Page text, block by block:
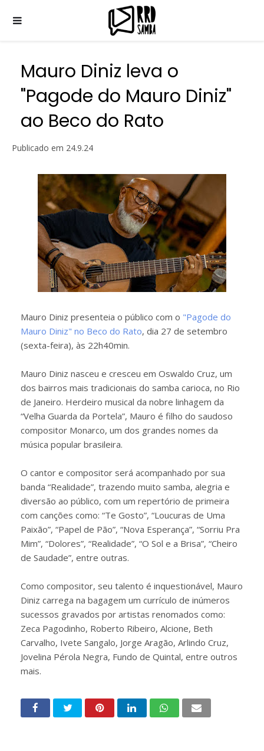
Mauro Diniz leva o
"Pagode do Mauro Diniz"
ao Beco do Rato
Publicado em 24.9.24
Mauro Diniz presenteia o público com o "Pagode do
Mauro Diniz" no Beco do Rato, dia 27 de setembro
(sexta-feira), às 22h40min.
Mauro Diniz nasceu e cresceu em Oswaldo Cruz, um
dos bairros mais tradicionais do samba carioca, no Rio
de Janeiro. Herdeiro musical da nobre linhagem da
“Velha Guarda da Portela”, Mauro é filho do saudoso
compositor Monarco, um dos grandes nomes da
música popular brasileira.
O cantor e compositor será acompanhado por sua
banda “Realidade”, trazendo muito samba, alegria e
diversão ao público, com um repertório de primeira
com canções como: “Te Gosto”, “Loucuras de Uma
Paixão”, “Papel de Pão”, “Nova Esperança”, “Sorriu Pra
Mim”, “Dolores”, “Realidade”, “O Sol e a Brisa”, “Cheiro
de Saudade”, entre outras.
Como compositor, seu talento é inquestionável, Mauro
Diniz carrega na bagagem um currículo de inúmeros
sucessos gravados por artistas renomados como:
Zeca Pagodinho, Roberto Ribeiro, Alcione, Beth
Carvalho, Ivete Sangalo, Jorge Aragão, Arlindo Cruz,
Jovelina Pérola Negra, Fundo de Quintal, entre outros
mais.